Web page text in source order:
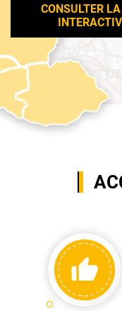
CONSULTER